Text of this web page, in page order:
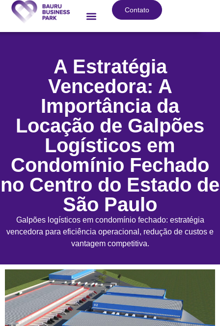
Contato
A Estratégia
Vencedora: A
Importância da
Locação de Galpões
Logísticos em
Condomínio Fechado
no Centro do Estado de
São Paulo
Galpões logísticos em condomínio fechado: estratégia
vencedora para eficiência operacional, redução de custos e
vantagem competitiva.